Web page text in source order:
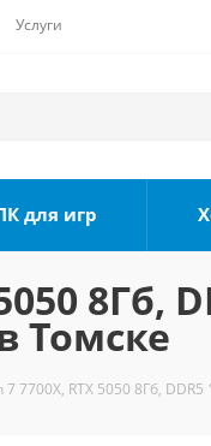
Услуги
для игр
8Гб,
Томске
7700X, RTX 5050 8Гб,